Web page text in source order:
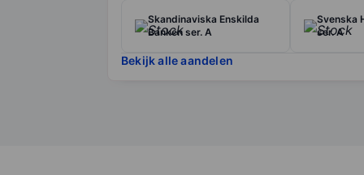
Skandinaviska Enskilda
Banken ser. A
Svenska
ser. A
Bekijk alle aandelen